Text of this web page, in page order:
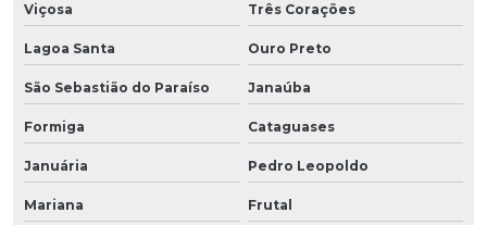
Viçosa Três Corações
Lagoa Santa Ouro Preto
São Sebastião do Paraíso Janaúba
Formiga Cataguases
Januária Pedro Leopoldo
Mariana Frutal